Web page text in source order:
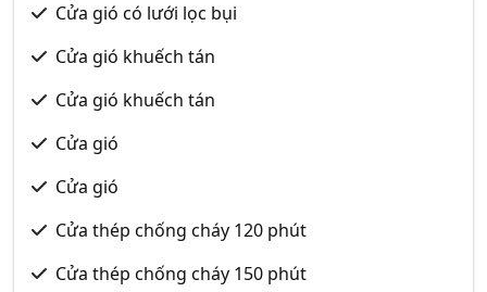
Cửa gió có lưới lọc bụi
Cửa gió khuếch tán
Cửa gió khuếch tán
Cửa gió
Cửa gió
Cửa thép chống cháy 120 phút
Cửa thép chống cháy 150 phút